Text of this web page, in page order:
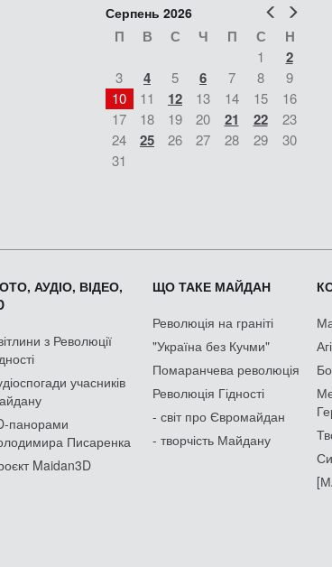
Попер
Серпень 2026
П В С Ч П С Н
1 2
3 4 5 6 7 8
9
10
11 12 13 14 15
16
17
18 19 20 21 22
23
24
25 26 27 28 29
30
31
АУДІО, ВІДЕО,
з Революції
учасників
панорами
Писаренка
Maidan3D
ЩО ТАКЕ МАЙДАН
Революція на граніті
"Україна без Кучми"
Помаранчева революція
Революція Гідності
- світ про Євромайдан
- творчість Майдану